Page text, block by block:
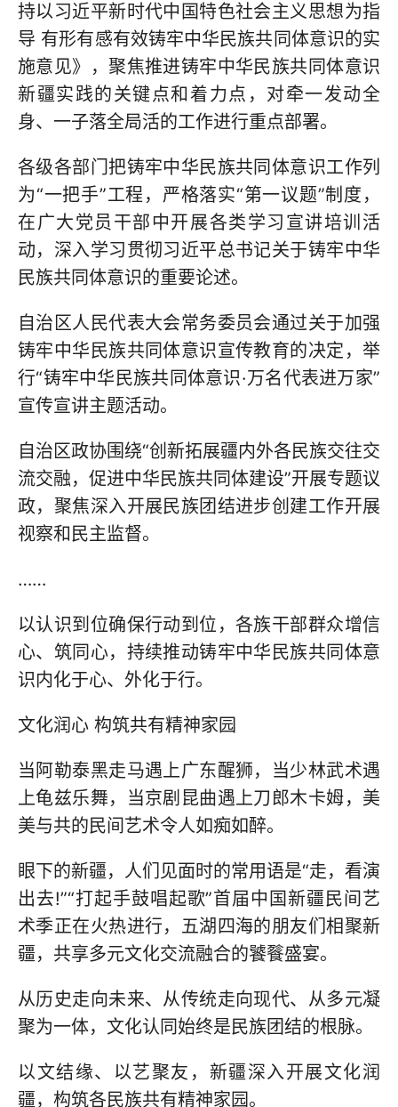
持以习近平新时代中国特色社会主义思想为指
导 有形有感有效铸牢中华民族共同体意识的实
施意见》，聚焦推进铸牢中华民族共同体意识
新疆实践的关键点和着力点，对牵一发动全
身、一子落全局活的工作进行重点部署。
各级各部门把铸牢中华民族共同体意识工作列
为“一把手”工程，严格落实“第一议题”制度，
在广大党员干部中开展各类学习宣讲培训活
动，深入学习贯彻习近平总书记关于铸牢中华
民族共同体意识的重要论述。
自治区人民代表大会常务委员会通过关于加强
铸牢中华民族共同体意识宣传教育的决定，举
行“铸牢中华民族共同体意识·万名代表进万家”
宣传宣讲主题活动。
自治区政协围绕“创新拓展疆内外各民族交往交
流交融，促进中华民族共同体建设”开展专题议
政，聚焦深入开展民族团结进步创建工作开展
视察和民主监督。
……
以认识到位确保行动到位，各族干部群众增信
心、筑同心，持续推动铸牢中华民族共同体意
识内化于心、外化于行。
文化润心 构筑共有精神家园
当阿勒泰黑走马遇上广东醒狮，当少林武术遇
上龟兹乐舞，当京剧昆曲遇上刀郎木卡姆，美
美与共的民间艺术令人如痴如醉。
眼下的新疆，人们见面时的常用语是“走，看演
出去!”“打起手鼓唱起歌”首届中国新疆民间艺
术季正在火热进行，五湖四海的朋友们相聚新
疆，共享多元文化交流融合的饕餮盛宴。
从历史走向未来、从传统走向现代、从多元凝
聚为一体，文化认同始终是民族团结的根脉。
以文结缘、以艺聚友，新疆深入开展文化润
疆，构筑各民族共有精神家园。